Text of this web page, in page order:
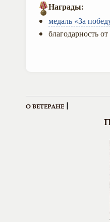
Награды:
медаль «За
благодарность
О ВЕТЕРАНЕ |